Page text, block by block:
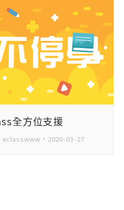
全方位支援
eclasswww 2020-03-27